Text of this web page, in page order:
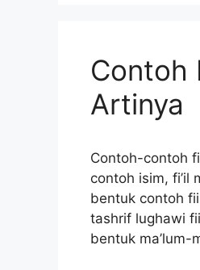
Contoh
Artinya
Contoh-contoh
contoh isim, fi’il
bentuk contoh
tashrif lughawi
bentuk